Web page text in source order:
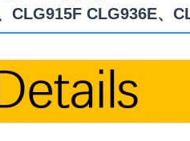
CLG915F CLG936E、